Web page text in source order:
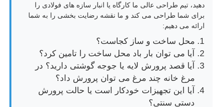
دهید، تیم طراحی عالی ما کارگاه یا انبار سازه های فولادی را
برای شما طراحی می کند و ما نقشه رضایت بخشی را به شما
ارائه می دهیم:
محل ساخت و ساز کجاست؟
آیا می توان بار باد محل ساخت را تامین کرد؟
آیا قصد پرورش لایه یا جوجه گوشتی دارید؟ در
مرغ خانه چند مرغ می توان پرورش داد؟
آیا این تجهیزات خودکار است یا حالت پرورش
دستی سنتی؟